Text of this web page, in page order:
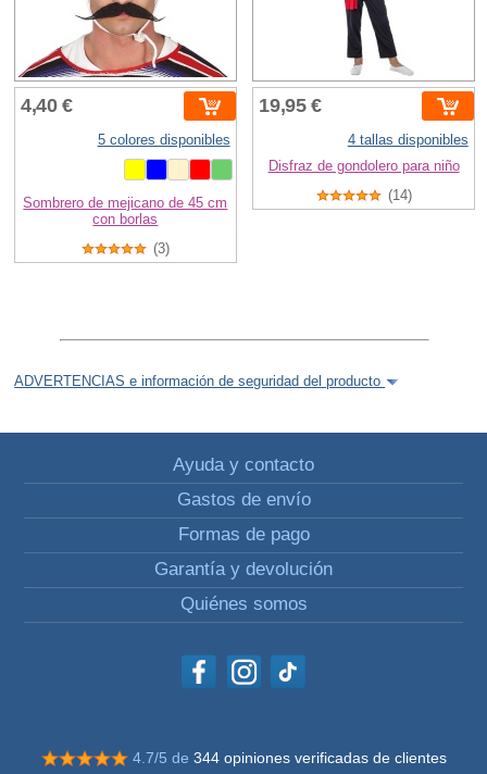
4,40 €
5 colores disponibles
Sombrero de mejicano de 45 cm
con borlas
(3)
19,95 €
4 tallas disponibles
Disfraz de gondolero para niño
(14)
ADVERTENCIAS e información de seguridad del producto
Ayuda y contacto
Gastos de envío
Formas de pago
Garantía y devolución
Quiénes somos
4.7/5 de 344 opiniones verificadas de clientes